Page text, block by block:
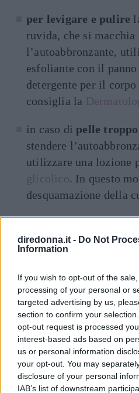
diredonna.it - Do Not
Information
If you wish to opt-out of the
processing of your personal or
targeted advertising by us,
section to confirm your
opt-out request is processed
interest-based ads based on
us or personal information
your opt-out. You may
disclosure of your personal
IAB’s list of downstream
per levigare e pulire
ruvida, che si macchia
l’autoabbronzante,
esfoliante con il
detergente per il
consiglia la
in caso dipelle troppo
stendere
utilizzare una lozione
glicolico. In questo
desquamazione della
collaterali
Uno degli errori che
nell’utilizzare gli
convinzione che siano in
pelle dall’aggressione
non è vero, per cui